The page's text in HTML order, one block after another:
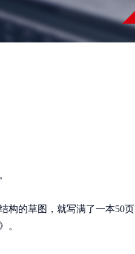
构的草图，就写满了一本50页
。